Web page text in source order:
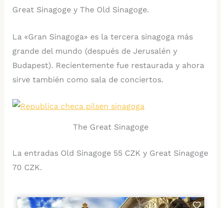
Great Sinagoge y The Old Sinagoge.
La «Gran Sinagoga» es la tercera sinagoga más
grande del mundo (después de Jerusalén y
Budapest). Recientemente fue restaurada y ahora
sirve también como sala de conciertos.
The Great Sinagoge
La entradas Old Sinagoge 55 CZK y Great Sinagoge
70 CZK.